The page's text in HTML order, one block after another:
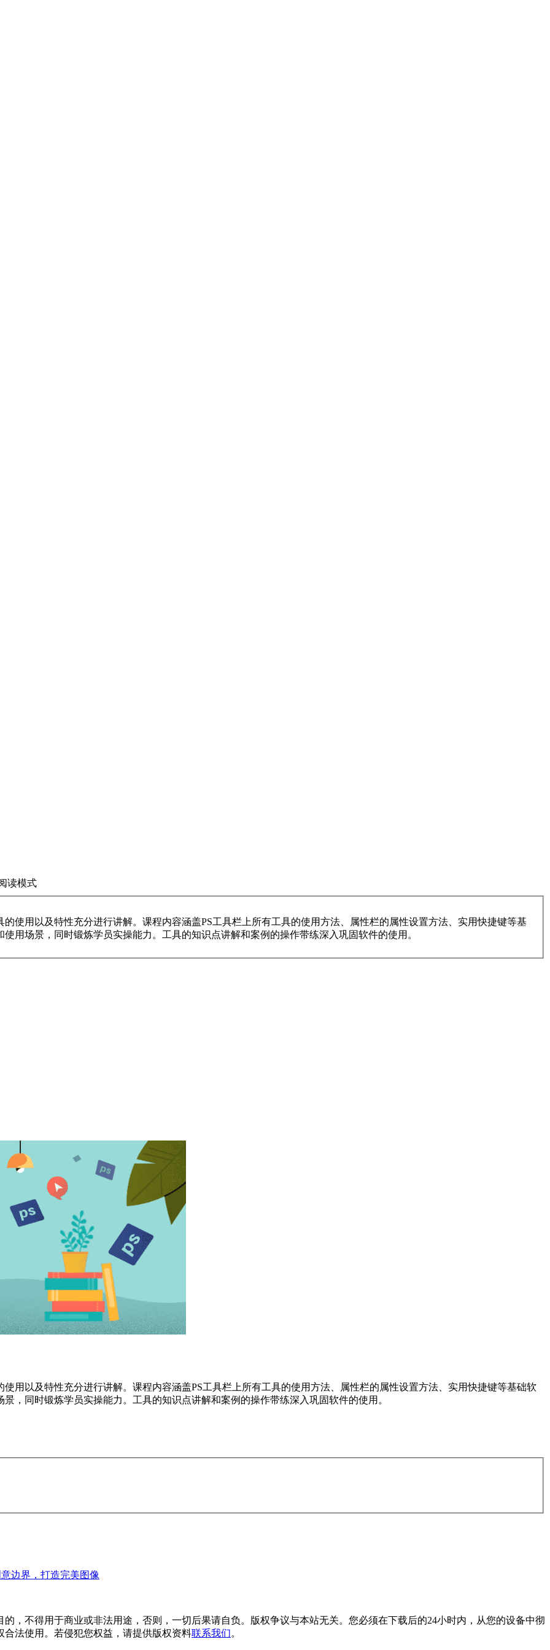
读模式
使用以及特性充分进行讲解。课程内容涵盖PS工具栏上所有工具的使用方法、属性栏的属性设置方法、实用快捷键等基
用场景，同时锻炼学员实操能力。工具的知识点讲解和案例的操作带练深入巩固软件的使用。
用以及特性充分进行讲解。课程内容涵盖PS工具栏上所有工具的使用方法、属性栏的属性设置方法、实用快捷键等基础软
，同时锻炼学员实操能力。工具的知识点讲解和案例的操作带练深入巩固软件的使用。
意边界，打造完美图像
，不得用于商业或非法用途，否则，一切后果请自负。版权争议与本站无关。您必须在下载后的24小时内，从您的设备中彻
法使用。若侵犯您权益，请提供版权资料联系我们。